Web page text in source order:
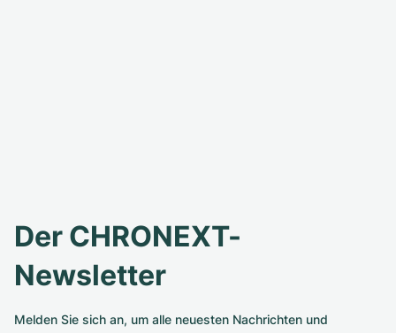
Der CHRONEXT-
Newsletter
Melden Sie sich an, um alle neuesten Nachrichten und